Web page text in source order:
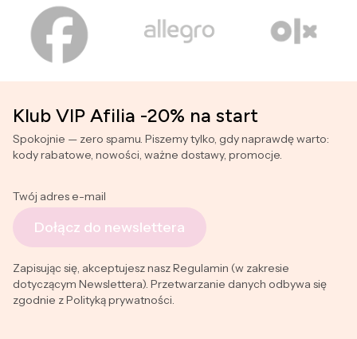
Klub VIP Afilia -20% na start
Spokojnie — zero spamu. Piszemy tylko, gdy naprawdę warto:
kody rabatowe, nowości, ważne dostawy, promocje.
Twój adres e-mail
Dołącz do newslettera
Zapisując się, akceptujesz nasz Regulamin (w zakresie
dotyczącym Newslettera). Przetwarzanie danych odbywa się
zgodnie z Polityką prywatności.